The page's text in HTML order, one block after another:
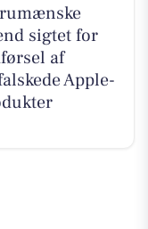
sigtet for
af
Apple-